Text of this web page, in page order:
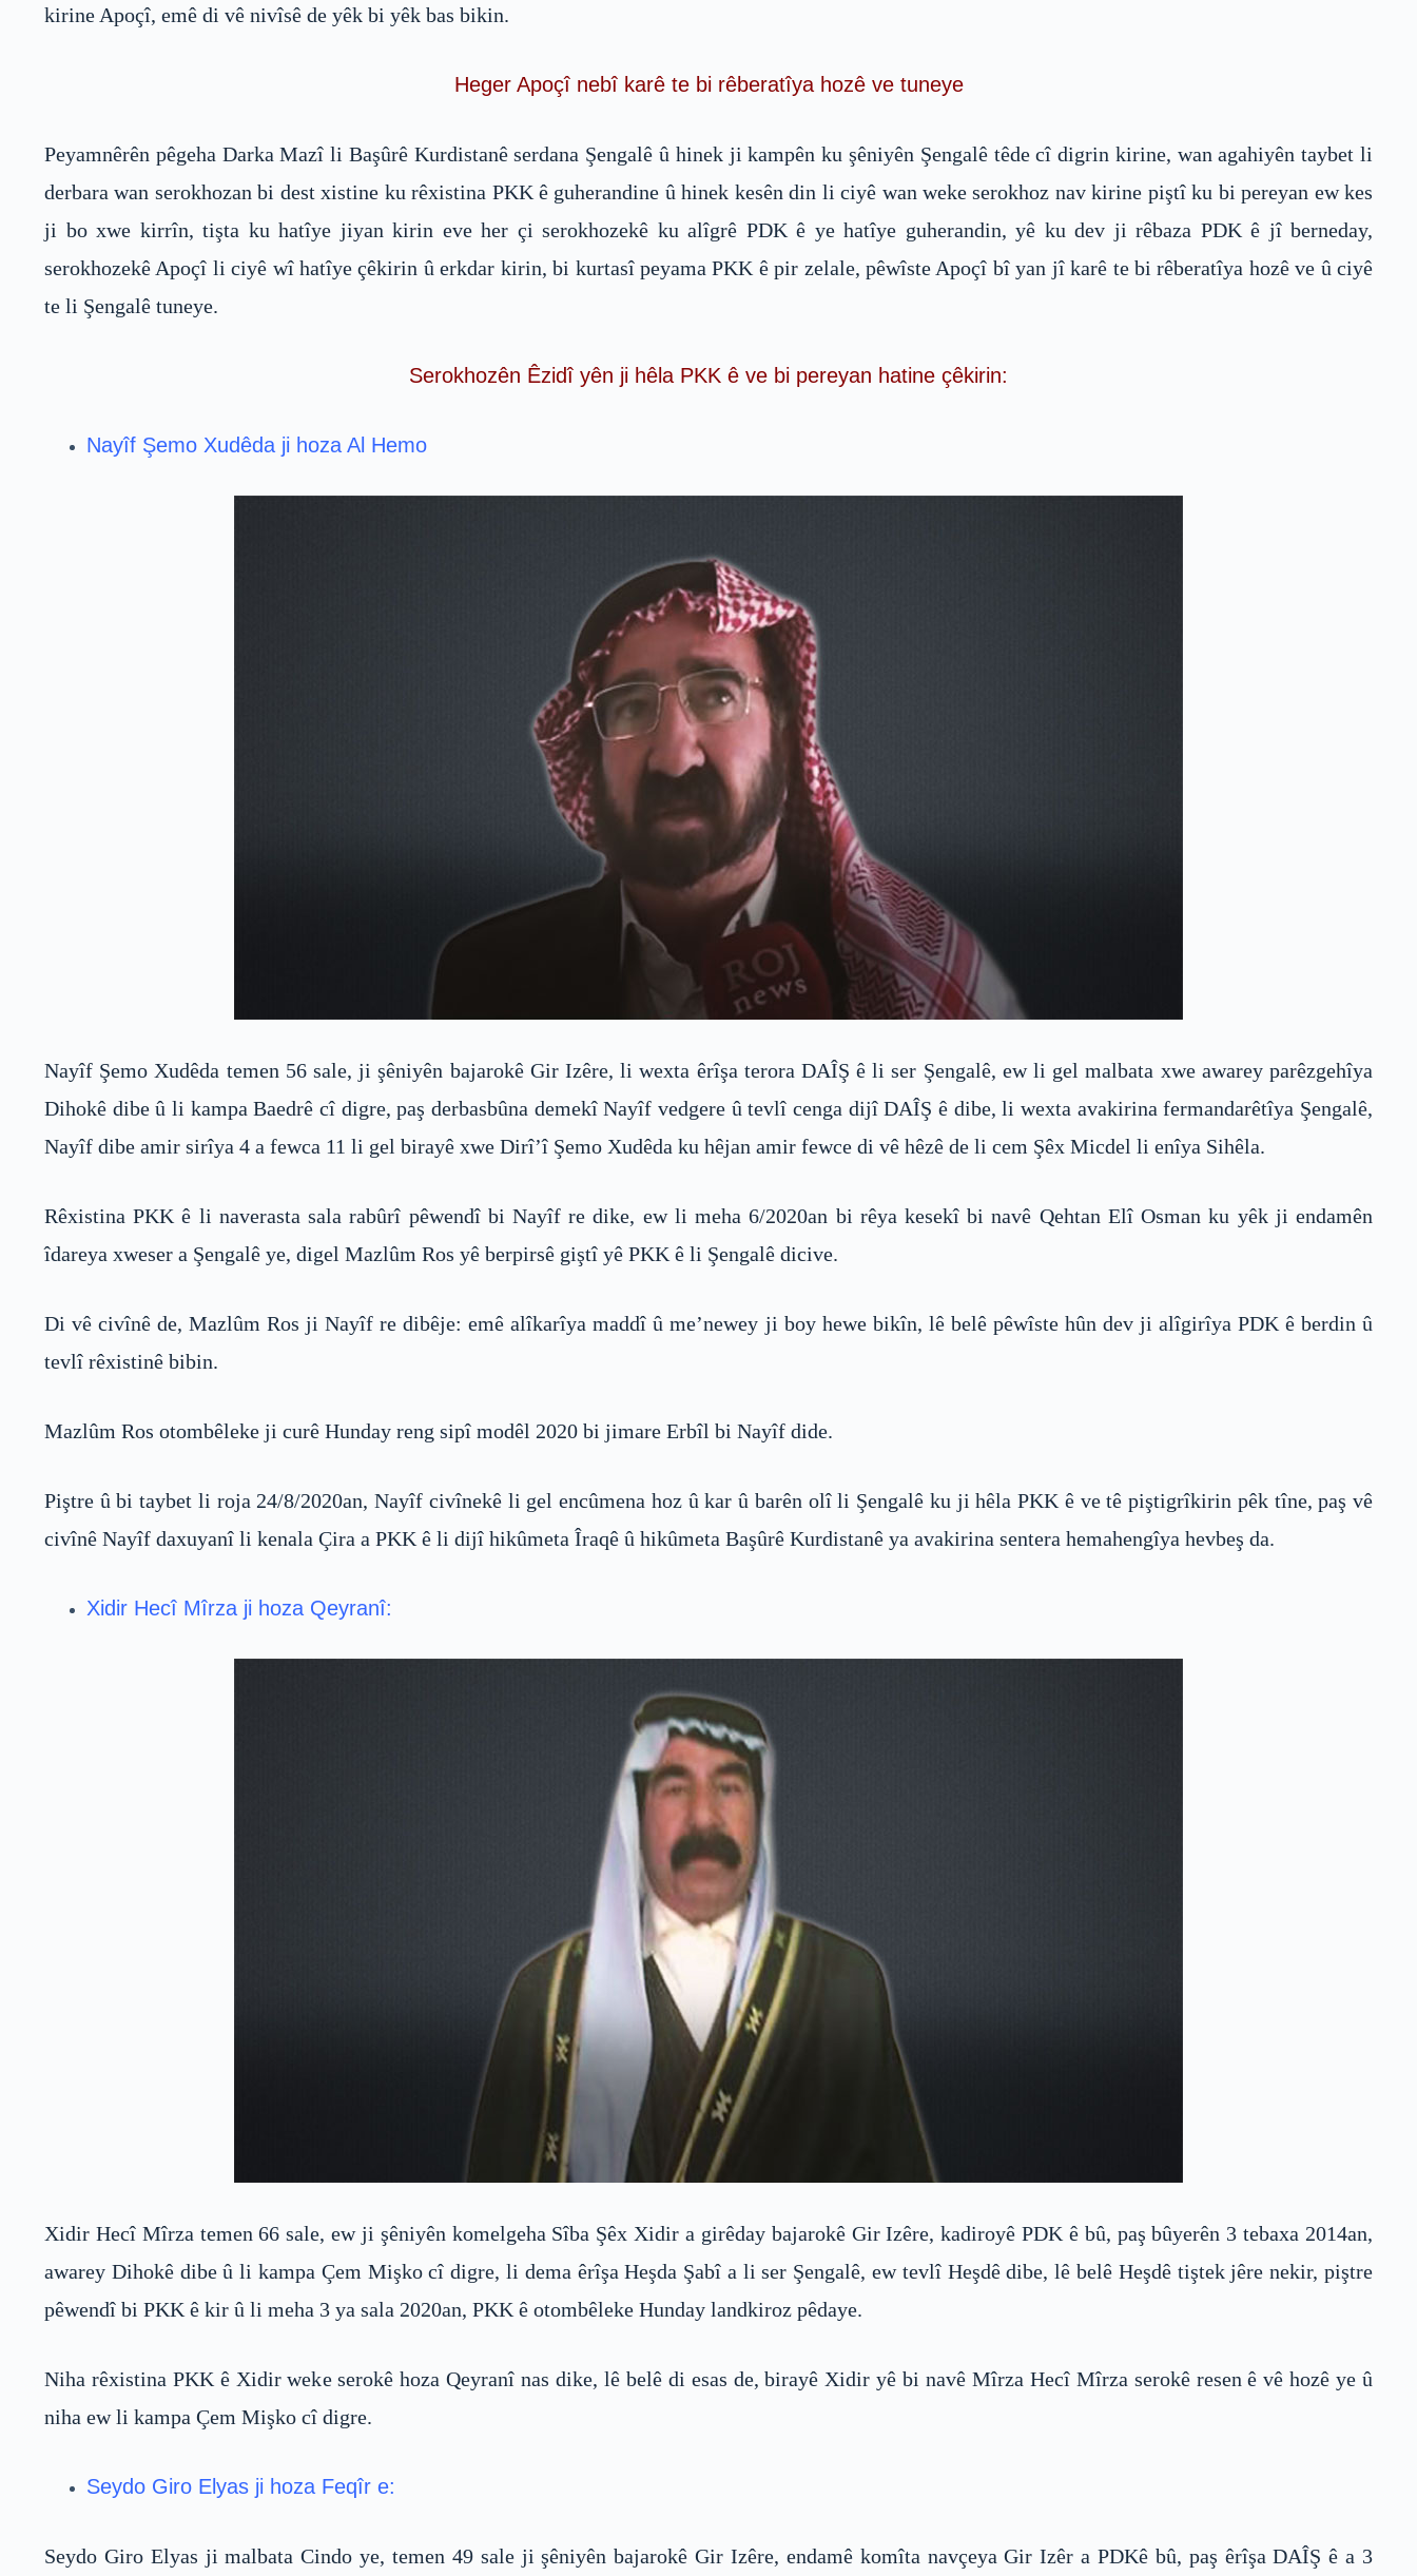
kirine Apoçî, emê di vê nivîsê de yêk bi yêk bas bikin.
Heger Apoçî nebî karê te bi rêberatîya hozê ve tuneye
Peyamnêrên pêgeha Darka Mazî li Başûrê Kurdistanê serdana Şengalê û hinek ji kampên ku şêniyên Şengalê têde cî digrin kirine, wan agahiyên taybet li
derbara wan serokhozan bi dest xistine ku rêxistina PKK ê guherandine û hinek kesên din li ciyê wan weke serokhoz nav kirine piştî ku bi pereyan ew kes
ji bo xwe kirrîn, tişta ku hatîye jiyan kirin eve her çi serokhozekê ku alîgrê PDK ê ye hatîye guherandin, yê ku dev ji rêbaza PDK ê jî berneday,
serokhozekê Apoçî li ciyê wî hatîye çêkirin û erkdar kirin, bi kurtasî peyama PKK ê pir zelale, pêwîste Apoçî bî yan jî karê te bi rêberatîya hozê ve û ciyê
te li Şengalê tuneye.
Serokhozên Êzidî yên ji hêla PKK ê ve bi pereyan hatine çêkirin:
Nayîf Şemo Xudêda ji hoza Al Hemo
Nayîf Şemo Xudêda temen 56 sale, ji şêniyên bajarokê Gir Izêre, li wexta êrîşa terora DAÎŞ ê li ser Şengalê, ew li gel malbata xwe awarey parêzgehîya
Dihokê dibe û li kampa Baedrê cî digre, paş derbasbûna demekî Nayîf vedgere û tevlî cenga dijî DAÎŞ ê dibe, li wexta avakirina fermandarêtîya Şengalê,
Nayîf dibe amir sirîya 4 a fewca 11 li gel birayê xwe Dirî’î Şemo Xudêda ku hêjan amir fewce di vê hêzê de li cem Şêx Micdel li enîya Sihêla.
Rêxistina PKK ê li naverasta sala rabûrî pêwendî bi Nayîf re dike, ew li meha 6/2020an bi rêya kesekî bi navê Qehtan Elî Osman ku yêk ji endamên
îdareya xweser a Şengalê ye, digel Mazlûm Ros yê berpirsê giştî yê PKK ê li Şengalê dicive.
Di vê civînê de, Mazlûm Ros ji Nayîf re dibêje: emê alîkarîya maddî û me’newey ji boy hewe bikîn, lê belê pêwîste hûn dev ji alîgirîya PDK ê berdin û
tevlî rêxistinê bibin.
Mazlûm Ros otombêleke ji curê Hunday reng sipî modêl 2020 bi jimare Erbîl bi Nayîf dide.
Piştre û bi taybet li roja 24/8/2020an, Nayîf civînekê li gel encûmena hoz û kar û barên olî li Şengalê ku ji hêla PKK ê ve tê piştigrîkirin pêk tîne, paş vê
civînê Nayîf daxuyanî li kenala Çira a PKK ê li dijî hikûmeta Îraqê û hikûmeta Başûrê Kurdistanê ya avakirina sentera hemahengîya hevbeş da.
Xidir Hecî Mîrza ji hoza Qeyranî:
Xidir Hecî Mîrza temen 66 sale, ew ji şêniyên komelgeha Sîba Şêx Xidir a girêday bajarokê Gir Izêre, kadiroyê PDK ê bû, paş bûyerên 3 tebaxa 2014an,
awarey Dihokê dibe û li kampa Çem Mişko cî digre, li dema êrîşa Heşda Şabî a li ser Şengalê, ew tevlî Heşdê dibe, lê belê Heşdê tiştek jêre nekir, piştre
pêwendî bi PKK ê kir û li meha 3 ya sala 2020an, PKK ê otombêleke Hunday landkiroz pêdaye.
Niha rêxistina PKK ê Xidir weke serokê hoza Qeyranî nas dike, lê belê di esas de, birayê Xidir yê bi navê Mîrza Hecî Mîrza serokê resen ê vê hozê ye û
niha ew li kampa Çem Mişko cî digre.
Seydo Giro Elyas ji hoza Feqîr e:
Seydo Giro Elyas ji malbata Cindo ye, temen 49 sale ji şêniyên bajarokê Gir Izêre, endamê komîta navçeya Gir Izêr a PDKê bû, paş êrîşa DAÎŞ ê a 3